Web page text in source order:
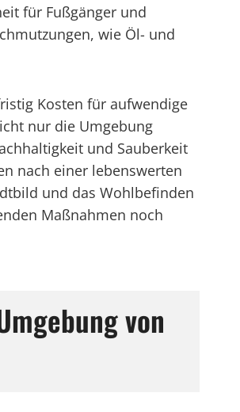
für Fußgänger und
wie Öl- und
Kosten für aufwendige
nur die Umgebung
und Sauberkeit
nach einer lebenswerten
und das Wohlbefinden
Maßnahmen noch
von